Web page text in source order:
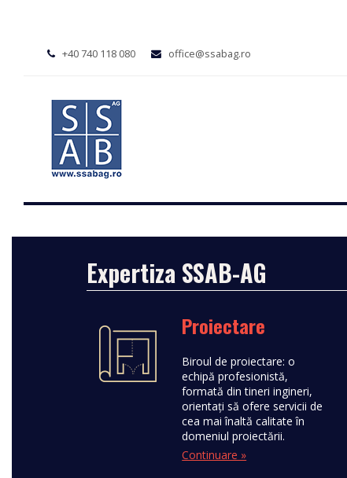
+40 740 118 080 office@ssabag.ro
Expertiza SSAB-AG
Proiectare
Biroul de proiectare: o
echipă profesionistă,
formată din tineri ingineri,
orientați să ofere servicii de
cea mai înaltă calitate în
domeniul proiectării.
Continuare »